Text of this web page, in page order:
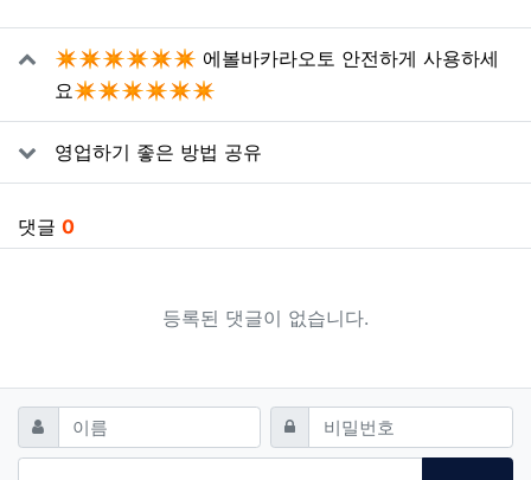
관련자료
✴️✴️✴️✴️✴️✴️ 에볼바카라오토 안전하게 사용하세
요✴️✴️✴️✴️✴️✴️
영업하기 좋은 방법 공유
댓글 0
등록된 댓글이 없습니다.
댓글쓰기
이름 필수 비밀번호필수